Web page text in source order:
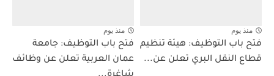
منذ يوم
فتح باب التوظيف: هيئة تنظيم
قطاع النقل البري تعلن عن...
منذ يوم
فتح باب التوظيف: جامعة
عمان العربية تعلن عن وظائف